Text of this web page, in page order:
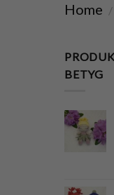
Home /
BETYG